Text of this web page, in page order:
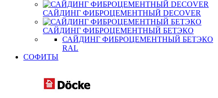
САЙДИНГ ФИБРОЦЕМЕНТНЫЙ DECOVER
САЙДИНГ ФИБРОЦЕМЕНТНЫЙ БЕТЭКО
САЙДИНГ ФИБРОЦЕМЕНТНЫЙ БЕТЭКО
RAL
СОФИТЫ